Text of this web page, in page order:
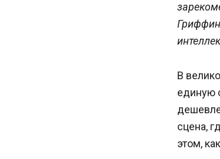
Гриффин
В
единую
сцена,
этом,